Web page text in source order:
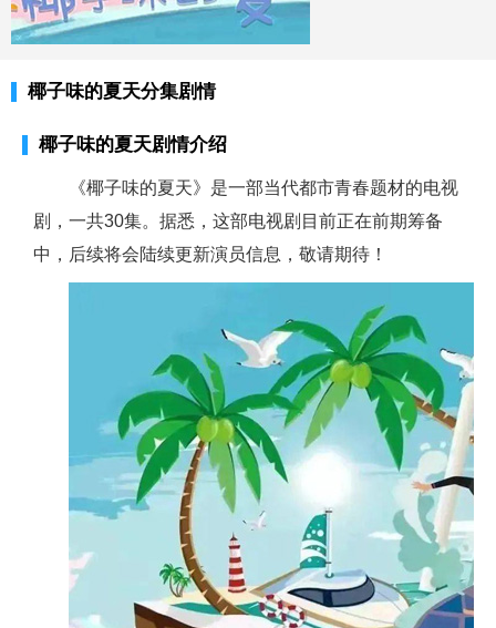
椰子味的夏天分集剧情
椰子味的夏天剧情介绍
《椰子味的夏天》是一部当代都市青春题材的电视
剧，一共30集。据悉，这部电视剧目前正在前期筹备
中，后续将会陆续更新演员信息，敬请期待！